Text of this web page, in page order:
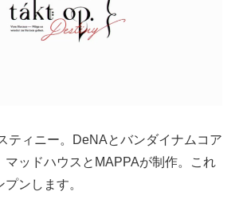
ティニー。DeNAとバンダイナムコア
マッドハウスとMAPPAが制作。これ
ンします。